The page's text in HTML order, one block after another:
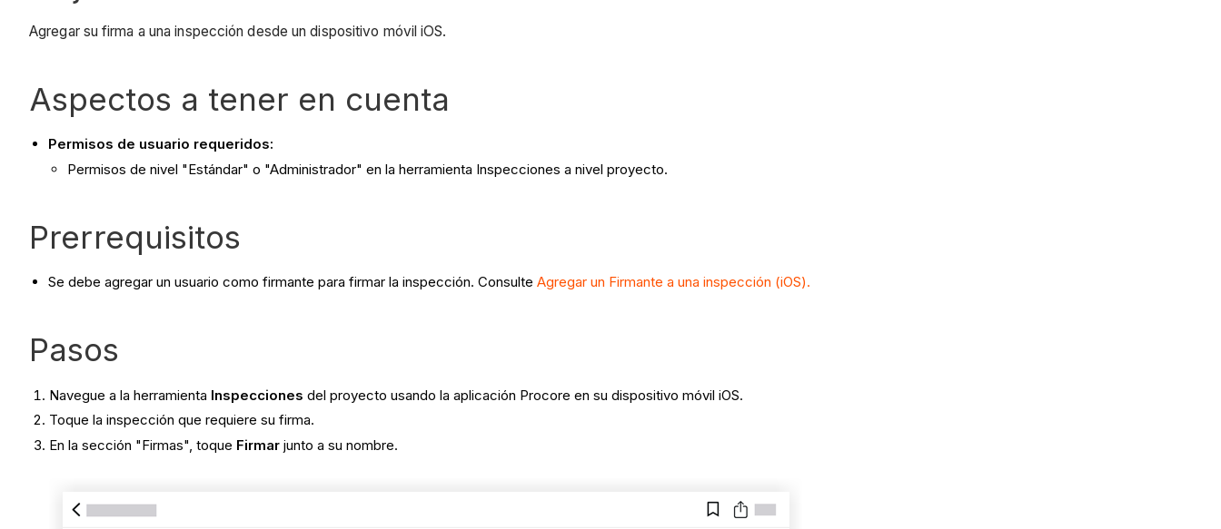
Agregar su firma a una inspección desde un dispositivo móvil iOS.
Aspectos a tener en cuenta
Permisos de usuario requeridos:
Permisos de nivel "Estándar" o "Administrador" en la herramienta Inspecciones a nivel proyecto.
Prerrequisitos
Se debe agregar un usuario como firmante para firmar la inspección. Consulte Agregar un Firmante a una inspección (iOS).
Pasos
Navegue a la herramienta Inspecciones del proyecto usando la aplicación Procore en su dispositivo móvil iOS.
Toque la inspección que requiere su firma.
En la sección "Firmas", toque Firmar junto a su nombre.